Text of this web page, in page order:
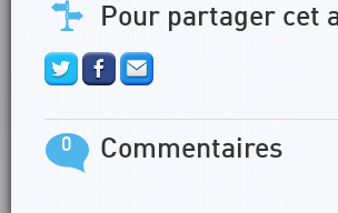
Pour partager cet
0 Commentaires